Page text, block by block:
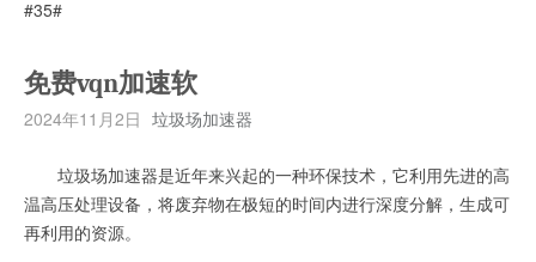
#35#
免费vqn加速软
2024年11月2日 垃圾场加速器
垃圾场加速器是近年来兴起的一种环保技术，它利用先进的高
温高压处理设备，将废弃物在极短的时间内进行深度分解，生成可
再利用的资源。